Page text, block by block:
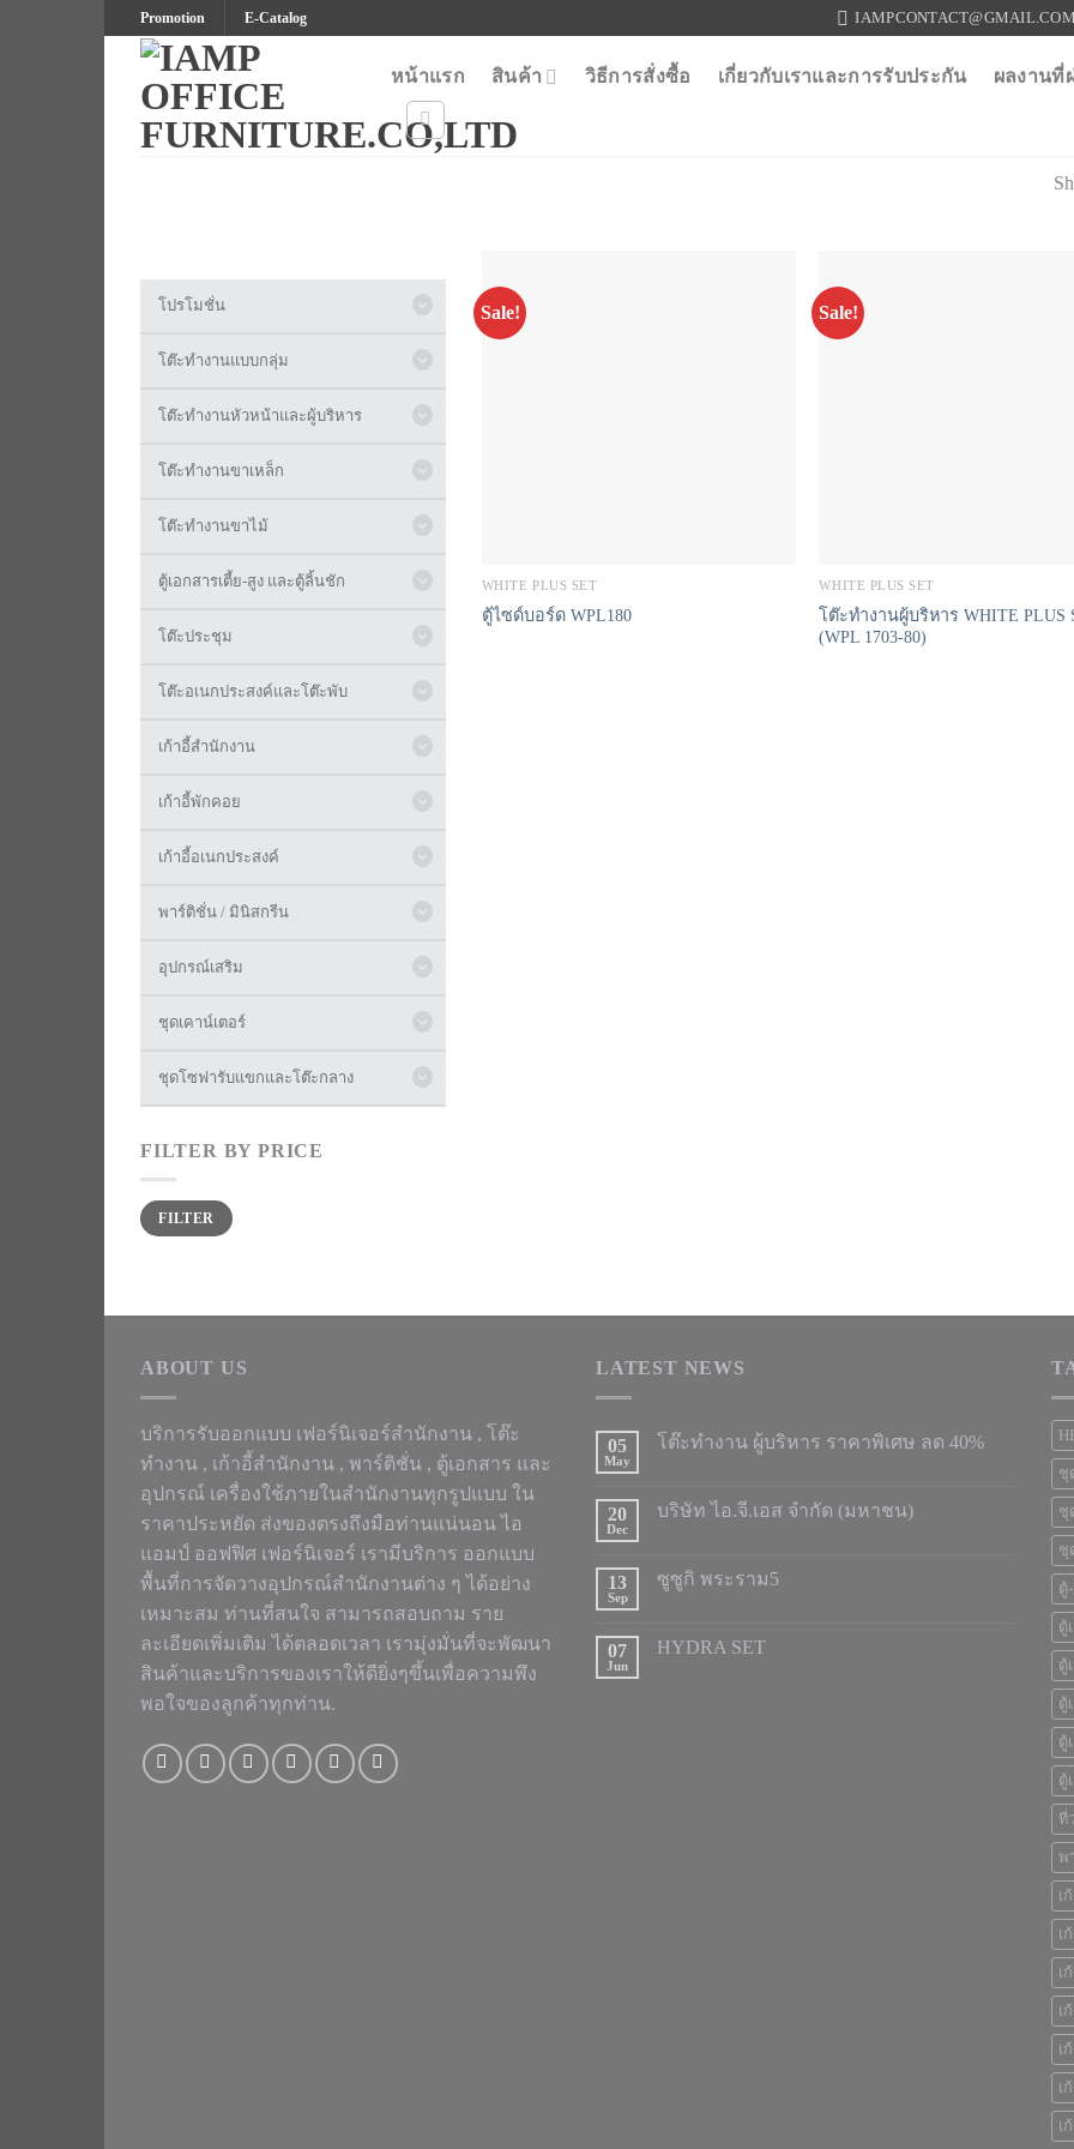
Promotion E-Catalog
หน้าแรก สินค้า วิธีการสั่งซื้อ เกี่ยวกับเราและการรับประกัน ผลงานที่
โปรโมชั่น
โต๊ะทำงานแบบกลุ่ม
โต๊ะทำงานหัวหน้าและผู้บริหาร
โต๊ะทำงานขาเหล็ก
โต๊ะทำงานขาไม้
ตู้เอกสารเตี้ย-สูง และตู้ลิ้นชัก
โต๊ะประชุม
โต๊ะอเนกประสงค์และโต๊ะพับ
เก้าอี้สำนักงาน
เก้าอี้พักคอย
เก้าอี้อเนกประสงค์
พาร์ติชั่น / มินิสกรีน
อุปกรณ์เสริม
ชุดเคาน์เตอร์
ชุดโซฟารับแขกและโต๊ะกลาง
FILTER BY PRICE
Min
price
Max
priceFILTER
Sale!
WHITE PLUS SET
ตู้ไซด์บอร์ด WPL180
Sale!
WHITE PLUS SET
โต๊ะทำงานผู้บริหาร WHITE PLUS
(WPL 1703-80)
ABOUT US
บริการรับออกแบบ เฟอร์นิเจอร์สำนักงาน , โต๊ะ
ทำงาน , เก้าอี้สำนักงาน , พาร์ติชั่น , ตู้เอกสาร และ
อุปกรณ์ เครื่องใช้ภายในสำนักงานทุกรูปแบบ ใน
ราคาประหยัด ส่งของตรงถึงมือท่านแน่นอน ไอ
แอมป์ ออฟฟิศ เฟอร์นิเจอร์ เรามีบริการ ออกแบบ
พื้นที่การจัดวางอุปกรณ์สำนักงานต่าง ๆ ได้อย่าง
เหมาะสม ท่านที่สนใจ สามารถสอบถาม ราย
ละเอียดเพิ่มเติม ได้ตลอดเวลา เรามุ่งมั่นที่จะพัฒนา
สินค้าและบริการของเราให้ดียิ่งๆขึ้นเพื่อความพึง
พอใจของลูกค้าทุกท่าน.
LATEST NEWS
05
May
โต๊ะทำงาน ผู้บริหาร ราคาพิเศษ ลด 40%
20
Dec
บริษัท ไอ.จี.เอส จำกัด (มหาชน)
13
Sep
ซูซูกิ พระราม5
07
Jun
HYDRA SET
ชุ
ชุ
ชุ
ตู้
ตู้
ตู้
ตู้
ตู้
ตู้
ที่
พ
เ
เ
เ
เ
เ
เ
เ